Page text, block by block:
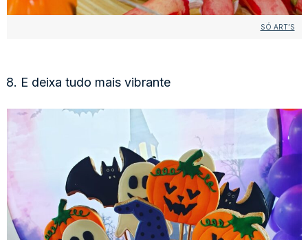
SÓ ART’S
8. E deixa tudo mais vibrante